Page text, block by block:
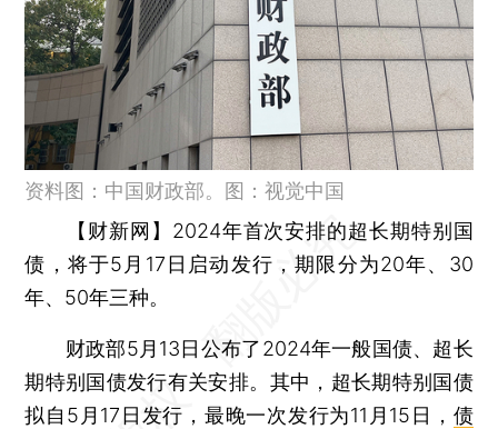
资料图：中国财政部。图：视觉中国
【财新网】 2024年首次安排的超长期特别国
债，将于5月17日启动发行，期限分为20年、30
年、50年三种。
财政部5月13日公布了2024年一般国债、超长
期特别国债发行有关安排。其中，超长期特别国债
拟自5月17日发行，最晚一次发行为11月15日， 债